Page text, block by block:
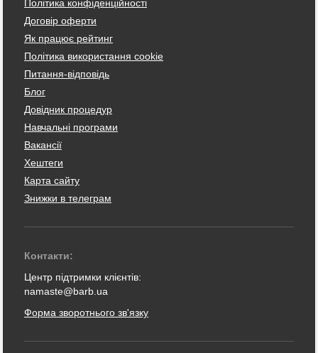
Політика конфіденційності
Договір оферти
Як працює рейтинг
Політика використання cookie
Питання-відповідь
Блог
Довідник процедур
Навчальні програми
Вакансії
Хештеги
Карта сайту
Знижки в телеграм
Контакти:
Центр підтримки клієнтів:
namaste@barb.ua
Форма зворотнього зв'язку